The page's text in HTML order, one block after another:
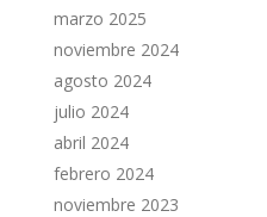
marzo 2025
noviembre 2024
agosto 2024
julio 2024
abril 2024
febrero 2024
noviembre 2023